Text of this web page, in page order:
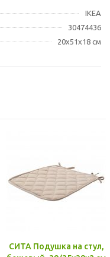
IKEA
30474436
20x51x18 см
СИТА Подушка на стул,